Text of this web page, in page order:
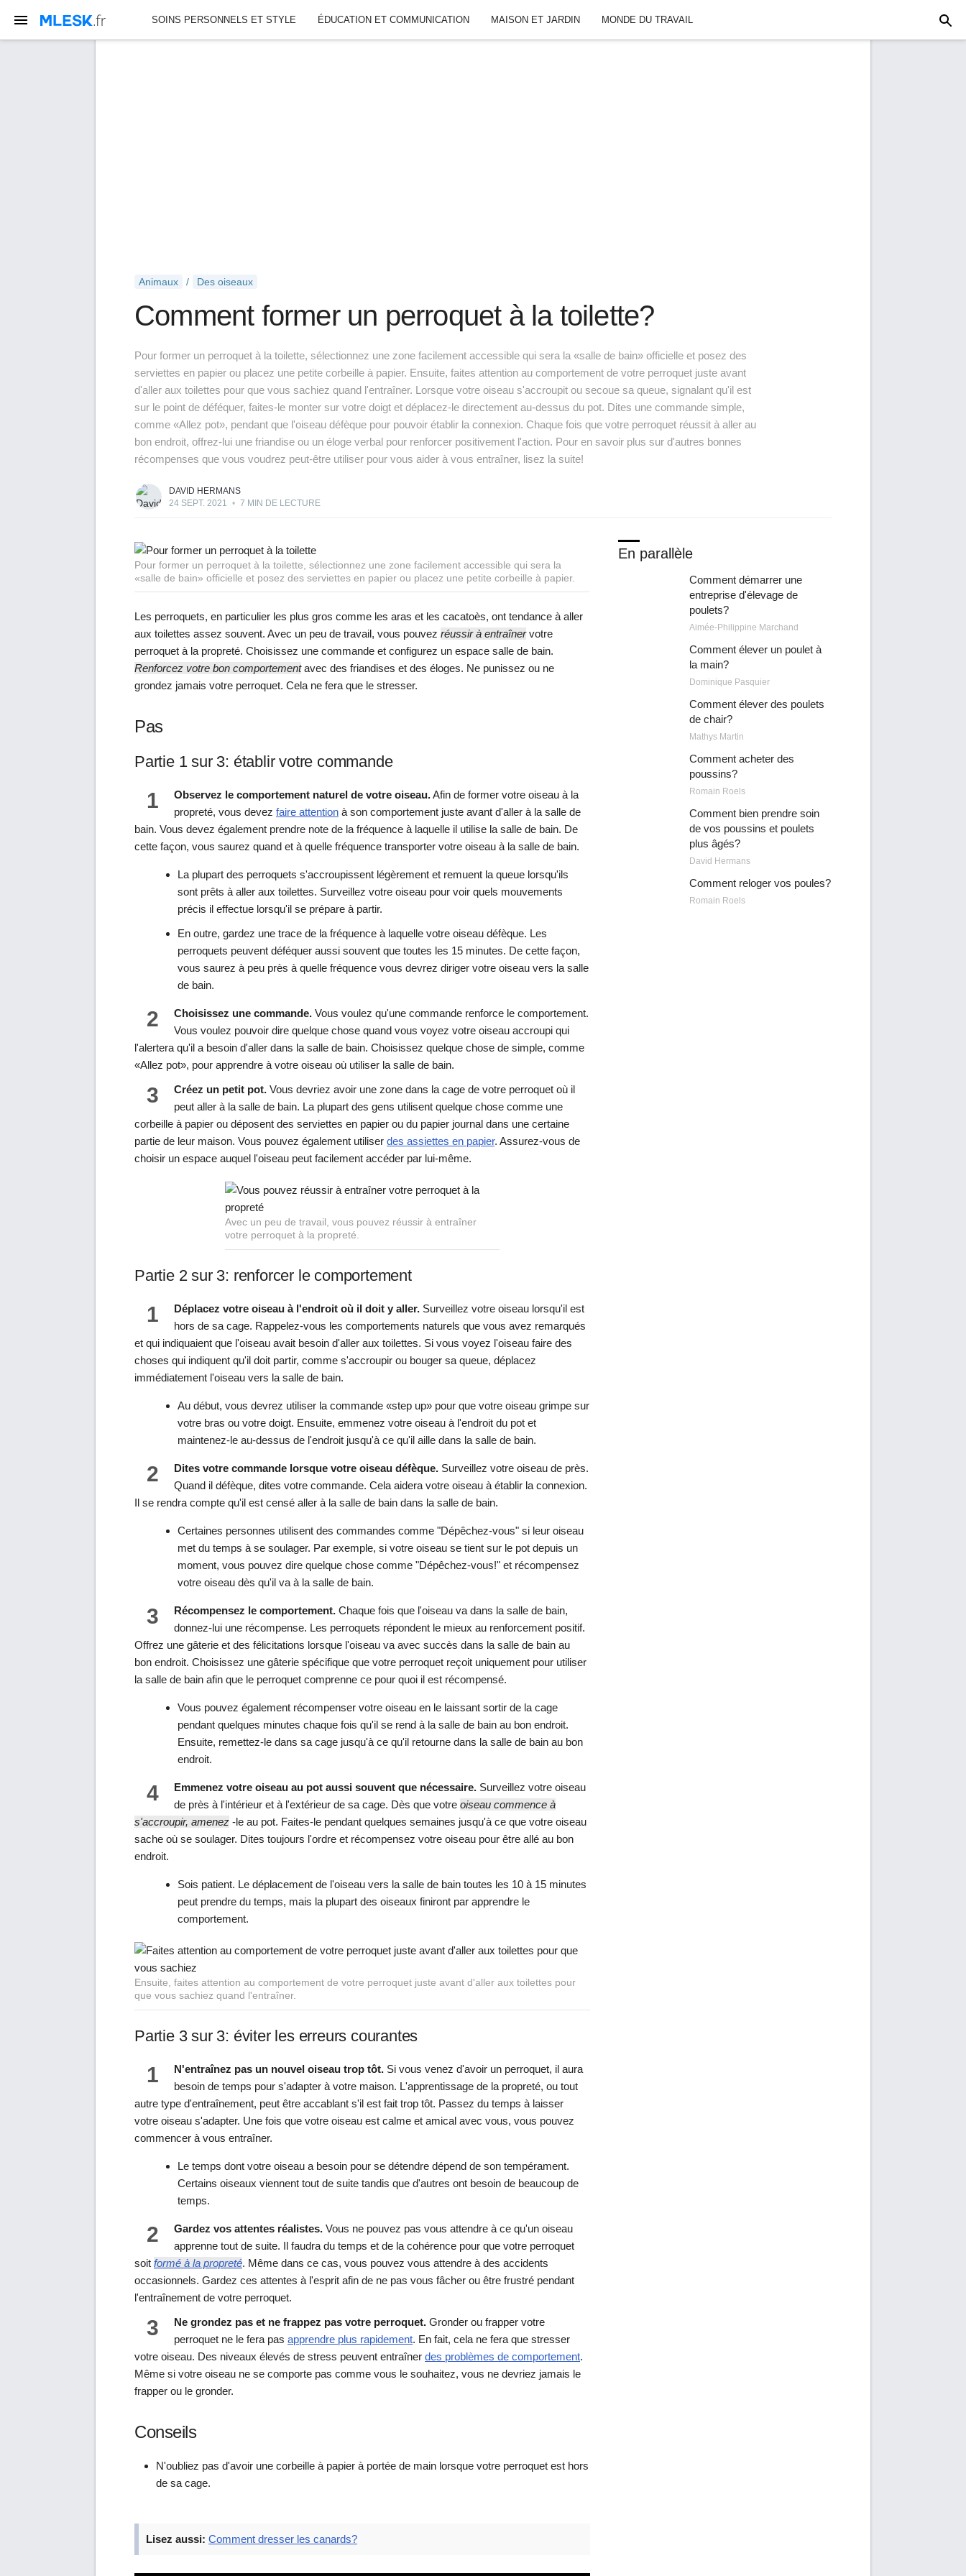
SOINS PERSONNELS ET STYLE ÉDUCATION ET COMMUNICATION MAISON ET JARDIN MONDE DU TRAVAIL
Animaux Des oiseaux
Comment former un perroquet à la toilette?
Pour former un perroquet à la toilette, sélectionnez une zone facilement accessible qui sera la «salle de bain» officielle et posez des
serviettes en papier ou placez une petite corbeille à papier. Ensuite, faites attention au comportement de votre perroquet juste avant
d'aller aux toilettes pour que vous sachiez quand l'entraîner. Lorsque votre oiseau s'accroupit ou secoue sa queue, signalant qu'il est
sur le point de déféquer, faites-le monter sur votre doigt et déplacez-le directement au-dessus du pot. Dites une commande simple,
comme «Allez pot», pendant que l'oiseau défèque pour pouvoir établir la connexion. Chaque fois que votre perroquet réussit à aller au
bon endroit, offrez-lui une friandise ou un éloge verbal pour renforcer positivement l'action. Pour en savoir plus sur d'autres bonnes
récompenses que vous voudrez peut-être utiliser pour vous aider à vous entraîner, lisez la suite!
DAVID HERMANS
24 SEPT. 2021 • 7 MIN DE LECTURE
Pour former un perroquet à la toilette, sélectionnez une zone facilement accessible qui sera la
«salle de bain» officielle et posez des serviettes en papier ou placez une petite corbeille à papier.
Les perroquets, en particulier les plus gros comme les aras et les cacatoès, ont tendance à aller
aux toilettes assez souvent. Avec un peu de travail, vous pouvez réussir à entraînervotre
perroquet à la propreté. Choisissez une commande et configurez un espace salle de bain.
Renforcez votre bon comportementavec des friandises et des éloges. Ne punissez ou ne
grondez jamais votre perroquet. Cela ne fera que le stresser.
Pas
Partie 1 sur 3: établir votre commande
1 Observez le comportement naturel de votre oiseau.Afin de former votre oiseau à la
propreté, vous devez faire attention à son comportement juste avant d'aller à la salle de
bain. Vous devez également prendre note de la fréquence à laquelle il utilise la salle de bain. De
cette façon, vous saurez quand et à quelle fréquence transporter votre oiseau à la salle de bain.
La plupart des perroquets s'accroupissent légèrement et remuent la queue lorsqu'ils
sont prêts à aller aux toilettes. Surveillez votre oiseau pour voir quels mouvements
précis il effectue lorsqu'il se prépare à partir.
En outre, gardez une trace de la fréquence à laquelle votre oiseau défèque. Les
perroquets peuvent déféquer aussi souvent que toutes les 15 minutes. De cette façon,
vous saurez à peu près à quelle fréquence vous devrez diriger votre oiseau vers la salle
de bain.
2 Choisissez une commande. Vous voulez qu'une commande renforce le comportement.
Vous voulez pouvoir dire quelque chose quand vous voyez votre oiseau accroupi qui
l'alertera qu'il a besoin d'aller dans la salle de bain. Choisissez quelque chose de simple, comme
«Allez pot», pour apprendre à votre oiseau où utiliser la salle de bain.
3 Créez un petit pot. Vous devriez avoir une zone dans la cage de votre perroquet où il
peut aller à la salle de bain. La plupart des gens utilisent quelque chose comme une
corbeille à papier ou déposent des serviettes en papier ou du papier journal dans une certaine
partie de leur maison. Vous pouvez également utiliser des assiettes en papier. Assurez-vous de
choisir un espace auquel l'oiseau peut facilement accéder par lui-même.
Avec un peu de travail, vous pouvez réussir à entraîner
votre perroquet à la propreté.
Partie 2 sur 3: renforcer le comportement
1 Déplacez votre oiseau à l'endroit où il doit y aller. Surveillez votre oiseau lorsqu'il est
hors de sa cage. Rappelez-vous les comportements naturels que vous avez remarqués
et qui indiquaient que l'oiseau avait besoin d'aller aux toilettes. Si vous voyez l'oiseau faire des
choses qui indiquent qu'il doit partir, comme s'accroupir ou bouger sa queue, déplacez
immédiatement l'oiseau vers la salle de bain.
Au début, vous devrez utiliser la commande «step up» pour que votre oiseau grimpe sur
votre bras ou votre doigt. Ensuite, emmenez votre oiseau à l'endroit du pot et
maintenez-le au-dessus de l'endroit jusqu'à ce qu'il aille dans la salle de bain.
2 Dites votre commande lorsque votre oiseau défèque. Surveillez votre oiseau de près.
Quand il défèque, dites votre commande. Cela aidera votre oiseau à établir la connexion.
Il se rendra compte qu'il est censé aller à la salle de bain dans la salle de bain.
Certaines personnes utilisent des commandes comme "Dépêchez-vous" si leur oiseau
met du temps à se soulager. Par exemple, si votre oiseau se tient sur le pot depuis un
moment, vous pouvez dire quelque chose comme "Dépêchez-vous!" et récompensez
votre oiseau dès qu'il va à la salle de bain.
3 Récompensez le comportement. Chaque fois que l'oiseau va dans la salle de bain,
donnez-lui une récompense. Les perroquets répondent le mieux au renforcement positif.
Offrez une gâterie et des félicitations lorsque l'oiseau va avec succès dans la salle de bain au
bon endroit. Choisissez une gâterie spécifique que votre perroquet reçoit uniquement pour utiliser
la salle de bain afin que le perroquet comprenne ce pour quoi il est récompensé.
Vous pouvez également récompenser votre oiseau en le laissant sortir de la cage
pendant quelques minutes chaque fois qu'il se rend à la salle de bain au bon endroit.
Ensuite, remettez-le dans sa cage jusqu'à ce qu'il retourne dans la salle de bain au bon
endroit.
4 Emmenez votre oiseau au pot aussi souvent que nécessaire. Surveillez votre oiseau
de près à l'intérieur et à l'extérieur de sa cage. Dès que votre oiseau commence à
s'accroupir, amenez -le au pot. Faites-le pendant quelques semaines jusqu'à ce que votre oiseau
sache où se soulager. Dites toujours l'ordre et récompensez votre oiseau pour être allé au bon
endroit.
Sois patient. Le déplacement de l'oiseau vers la salle de bain toutes les 10 à 15 minutes
peut prendre du temps, mais la plupart des oiseaux finiront par apprendre le
comportement.
Ensuite, faites attention au comportement de votre perroquet juste avant d'aller aux toilettes pour
que vous sachiez quand l'entraîner.
Partie 3 sur 3: éviter les erreurs courantes
1 N'entraînez pas un nouvel oiseau trop tôt. Si vous venez d'avoir un perroquet, il aura
besoin de temps pour s'adapter à votre maison. L'apprentissage de la propreté, ou tout
autre type d'entraînement, peut être accablant s'il est fait trop tôt. Passez du temps à laisser
votre oiseau s'adapter. Une fois que votre oiseau est calme et amical avec vous, vous pouvez
commencer à vous entraîner.
Le temps dont votre oiseau a besoin pour se détendre dépend de son tempérament.
Certains oiseaux viennent tout de suite tandis que d'autres ont besoin de beaucoup de
temps.
2 Gardez vos attentes réalistes. Vous ne pouvez pas vous attendre à ce qu'un oiseau
apprenne tout de suite. Il faudra du temps et de la cohérence pour que votre perroquet
soit formé à la propreté. Même dans ce cas, vous pouvez vous attendre à des accidents
occasionnels. Gardez ces attentes à l'esprit afin de ne pas vous fâcher ou être frustré pendant
l'entraînement de votre perroquet.
3 Ne grondez pas et ne frappez pas votre perroquet. Gronder ou frapper votre
perroquet ne le fera pas apprendre plus rapidement. En fait, cela ne fera que stresser
votre oiseau. Des niveaux élevés de stress peuvent entraîner des problèmes de comportement.
Même si votre oiseau ne se comporte pas comme vous le souhaitez, vous ne devriez jamais le
frapper ou le gronder.
Conseils
N'oubliez pas d'avoir une corbeille à papier à portée de main lorsque votre perroquet est hors
de sa cage.
Lisez aussi: Comment dresser les canards?
En parallèle
Comment démarrer une
entreprise d'élevage de
poulets?
Aimée-Philippine Marchand
Comment élever un poulet à
la main?
Dominique Pasquier
Comment élever des poulets
de chair?
Mathys Martin
Comment acheter des
poussins?
Romain Roels
Comment bien prendre soin
de vos poussins et poulets
plus âgés?
David Hermans
Comment reloger vos poules?
Romain Roels